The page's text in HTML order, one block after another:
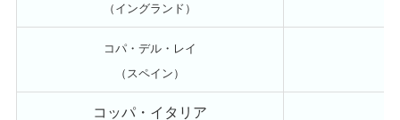
（イングランド）
コパ・デル・レイ
（スペイン）
コッパ・イタリア